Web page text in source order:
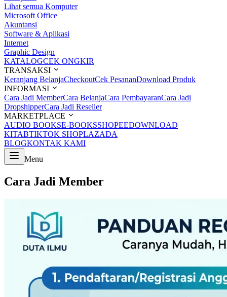
Lihat semua Komputer
Microsoft Office
Akuntansi
Software & Aplikasi
Internet
Graphic Design
KATALOGCEK ONGKIR
TRANSAKSI
Keranjang BelanjaCheckoutCek PesananDownload Produk
INFORMASI
Cara Jadi MemberCara BelanjaCara PembayaranCara Jadi
DropshipperCara Jadi Reseller
MARKETPLACE
AUDIO BOOKSE-BOOKSSHOPEEDOWNLOAD
KITABTIKTOK SHOPLAZADA
BLOGKONTAK KAMI
Menu
Cara Jadi Member